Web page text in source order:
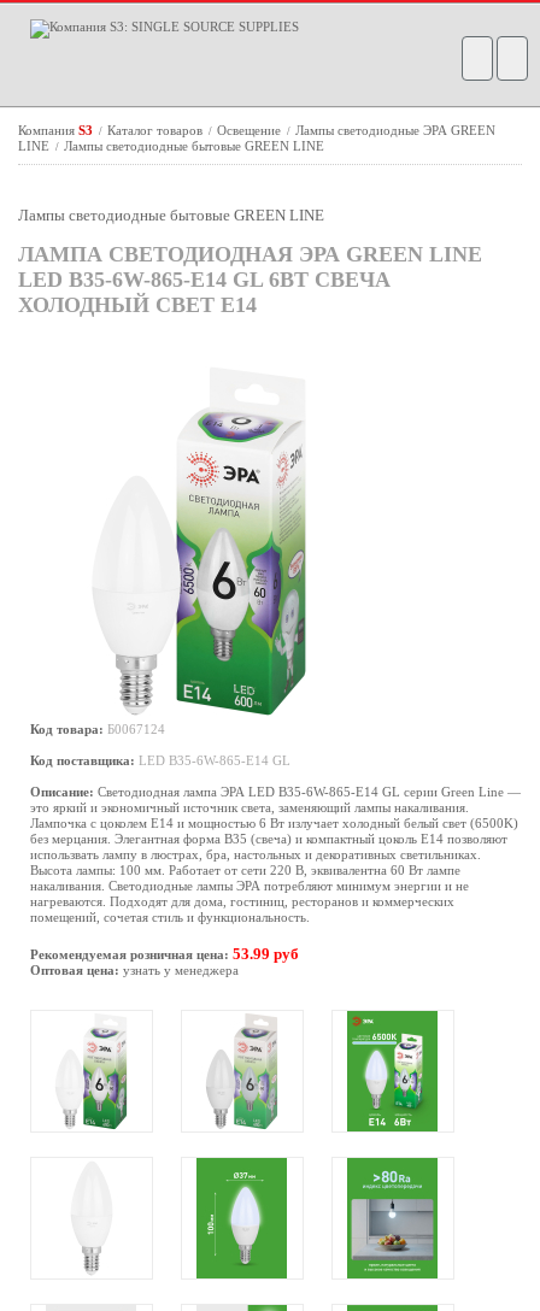
Компания S3 / Каталог товаров / Освещение / Лампы светодиодные ЭРА GREEN
LINE / Лампы светодиодные бытовые GREEN LINE
Лампы светодиодные бытовые GREEN LINE
ЛАМПА СВЕТОДИОДНАЯ ЭРА GREEN LINE
LED B35-6W-865-E14 GL 6ВТ СВЕЧА
ХОЛОДНЫЙ СВЕТ E14
Код товара: Б0067124
Код поставщика: LED B35-6W-865-E14 GL
Описание: Светодиодная лампа ЭРА LED B35-6W-865-E14 GL серии Green Line —
это яркий и экономичный источник света, заменяющий лампы накаливания.
Лампочка с цоколем Е14 и мощностью 6 Вт излучает холодный белый свет (6500K)
без мерцания. Элегантная форма B35 (свеча) и компактный цоколь E14 позволяют
использвать лампу в люстрах, бра, настольных и декоративных светильниках.
Высота лампы: 100 мм. Работает от сети 220 В, эквивалентна 60 Вт лампе
накаливания. Светодиодные лампы ЭРА потребляют минимум энергии и не
нагреваются. Подходят для дома, гостиниц, ресторанов и коммерческих
помещений, сочетая стиль и функциональность.
Рекомендуемая розничная цена: 53.99 руб
Оптовая цена: узнать у менеджера